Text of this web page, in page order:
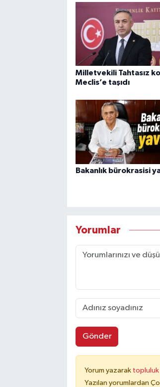
Milletvekili Tahtasız
Meclis’e taşıdı
Bakanlık bürokrasisi
Yorumlar
Gönder
Yorum yazarak topluluk
Yazılan yorumlardan